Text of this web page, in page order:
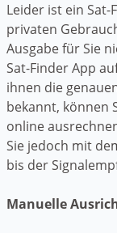
Leider ist ein
privaten
Ausgabe für Sie
Sat-Finder App
ihnen die
bekannt, können
online
Sie jedoch mit
bis der
Manuelle